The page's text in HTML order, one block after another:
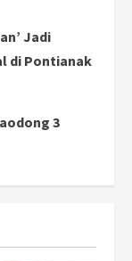
Jadi
di Pontianak
3